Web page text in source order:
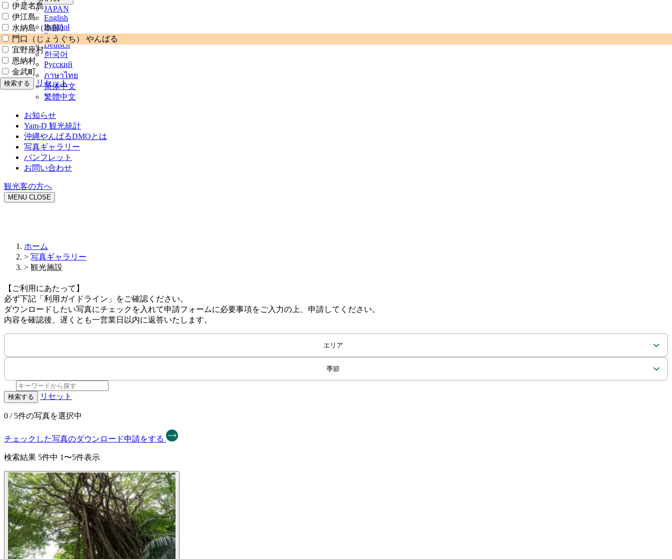
JAPAN
English
Español
Français
Deutsch
한국어
Русский
ภาษาไทย
简体中文
繁體中文
お知らせ
Yam-D 観光統計
沖縄やんばるDMOとは
写真ギャラリー
パンフレット
お問い合わせ
観光客の方へ
MENU CLOSE
ホーム
> 写真ギャラリー
> 観光施設
【ご利用にあたって】
必ず下記「利用ガイドライン」をご確認ください。
ダウンロードしたい写真にチェックを入れて申請フォームに必要事項をご入力の上、申請してください。
内容を確認後、遅くとも一営業日以内に返答いたします。
エリア
季節
伊是名島
伊江島
水納島（本部）
門口（じょうぐち） やんばる
宜野座村
恩納村
金武町
検索する リセット
検索する リセット
0 / 5件の写真を選択中
チェックした写真のダウンロード申請をする
検索結果 5件中 1〜5件表示